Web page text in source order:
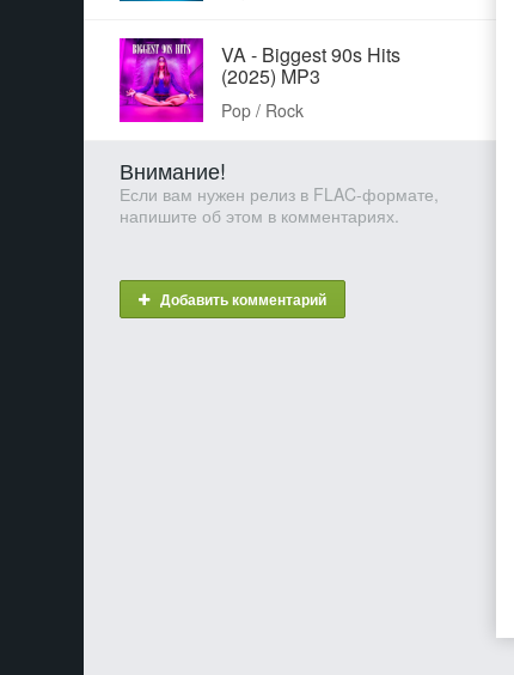
VA - Biggest 90s Hits
(2025) MP3
Pop / Rock
Внимание!
Если вам нужен релиз в FLAC-формате,
напишите об этом в комментариях.
Добавить комментарий